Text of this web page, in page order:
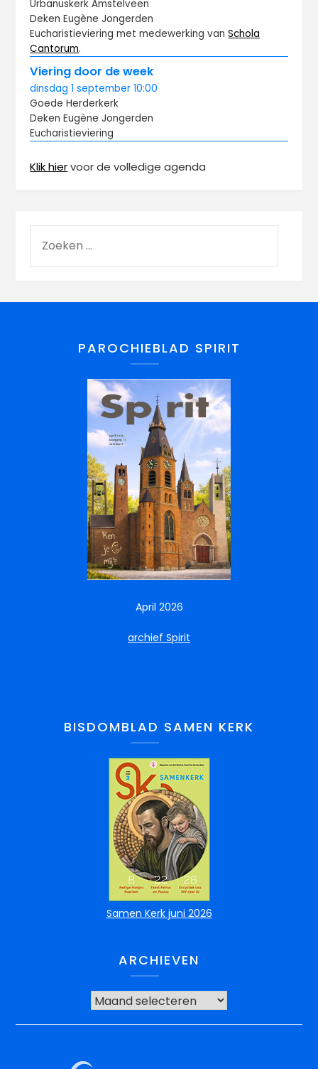
Urbanuskerk Amstelveen
Deken Eugène Jongerden
Eucharistieviering met medewerking vanSchola
Cantorum.
Viering door de week
dinsdag 1 september10:00
Goede Herderkerk
Deken Eugène Jongerden
Eucharistieviering
Klik hiervoor de volledige agenda
PAROCHIEBLAD SPIRIT
April 2026
archief Spirit
BISDOMBLAD SAMEN KERK
Samen Kerk juni 2026
ARCHIEVEN